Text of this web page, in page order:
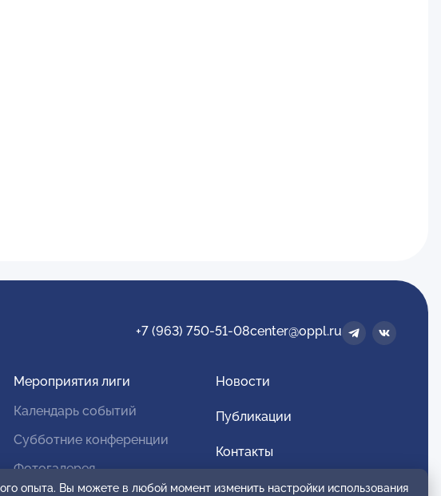
+7 (963) 750-51-08center@oppl.ru
Мероприятия лиги
Календарь событий
Субботние конференции
Фотогалерея
Новости
Публикации
Контакты
Для спонсоров и партнеров
опыта. Вы можете в любой момент изменить настройки использования